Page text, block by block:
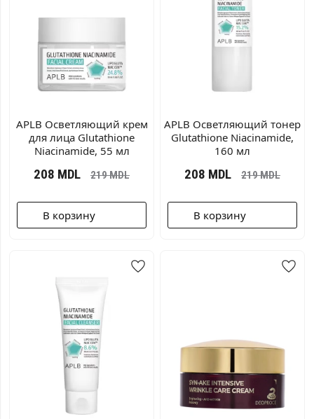
APLB Осветляющий крем
для лица Glutathione
Niacinamide, 55 мл
208 MDL 219MDL
В корзину
APLB Осветляющий тонер
Glutathione Niacinamide,
160 мл
208 MDL 219MDL
В корзину